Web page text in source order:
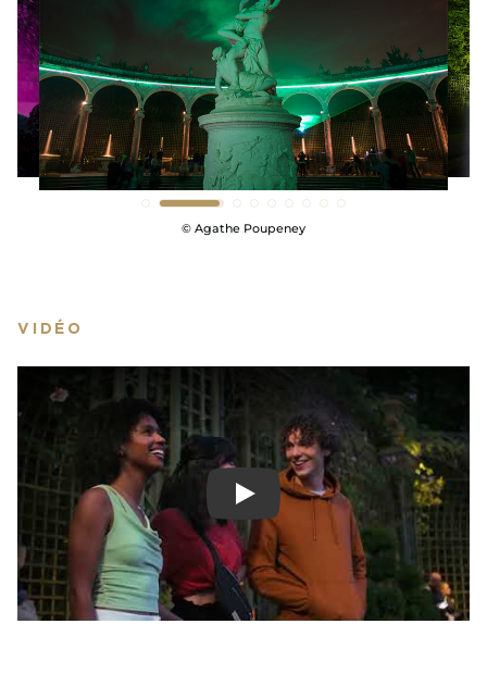
Pour clore cette soirée, les artificiers de Groupe F,
véritables magiciens de la pyrotechnie, vous
donnent rendez-vous sur la Grande Perspective du
parc pour vous offrir un feu d’artifice royal !
AFFICHER MOINS
© Agathe Poupeney
VIDÉO
Play